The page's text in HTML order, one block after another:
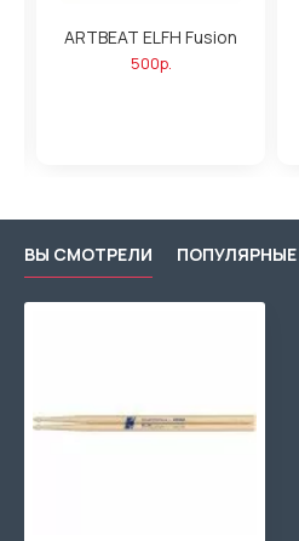
ARTBEAT ELFH Fusion
500р.
ВЫ СМОТРЕЛИ ПОПУЛЯРНЫЕ